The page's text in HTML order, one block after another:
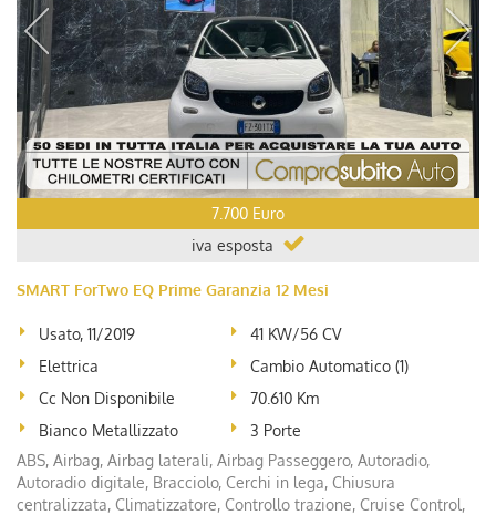
7.700 Euro
iva esposta
SMART ForTwo EQ Prime Garanzia 12 Mesi
Usato, 11/2019
41 KW/56 CV
Elettrica
Cambio Automatico (1)
Cc Non Disponibile
70.610 Km
Bianco Metallizzato
3 Porte
ABS, Airbag, Airbag laterali, Airbag Passeggero, Autoradio,
Autoradio digitale, Bracciolo, Cerchi in lega, Chiusura
centralizzata, Climatizzatore, Controllo trazione, Cruise Control,